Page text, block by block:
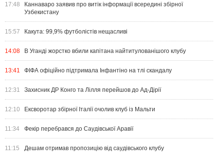
17:48
Каннаваро заявив про витік інформації всередині збірної
Узбекистану
15:57 Какута: 99,9% футболістів нещасливі
14:08 В Уганді жорстко вбили капітана найтитулованішого клубу
13:41 ФІФА офіційно підтримала Інфантіно на тлі скандалу
12:31 Захисник ДР Конго та Лілля перейшов до Ад-Дірії
12:10 Ексворотар збірної Італії очолив клуб із Мальти
11:34 Фекір перебрався до Саудівської Аравії
11:15 Дешам отримав пропозицію від саудівського клубу